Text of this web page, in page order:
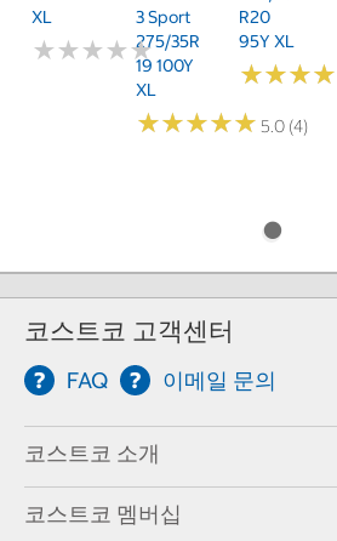
XL
★★★★★
★★★★★
3 Sport
275/35R
19 100Y
XL
★★★★★
★★★★★ 5.0 (4)
R20
95Y XL
★★★★
★★★★
코스트코 고객센터
FAQ 이메일 문의
코스트코 소개
코스트코 멤버십